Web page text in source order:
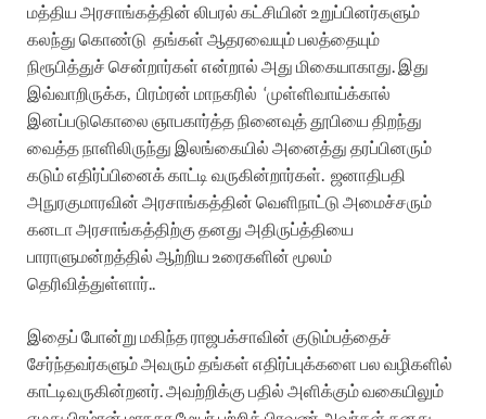
மத்திய அரசாங்கத்தின் லிபரல் கட்சியின் உறுப்பினர்களும்
கலந்து கொண்டு தங்கள் ஆதரவையும் பலத்தையும்
நிரூபித்துச் சென்றார்கள் என்றால் அது மிகையாகாது. இது
இவ்வாறிருக்க, பிரம்ரன் மாநகரில் ‘முள்ளிவாய்க்கால்
இனப்படுகொலை ஞாபகார்த்த நினைவுத் தூபியை திறந்து
வைத்த நாளிலிருந்து இலங்கையில் அனைத்து தரப்பினரும்
கடும் எதிர்ப்பினைக் காட்டி வருகின்றார்கள். ஜனாதிபதி
அநுரகுமாரவின் அரசாங்கத்தின் வெளிநாட்டு அமைச்சரும்
கனடா அரசாங்கத்திற்கு தனது அதிருப்த்தியை
பாராளுமன்றத்தில் ஆற்றிய உரைகளின் மூலம்
தெரிவித்துள்ளார்..
இதைப் போன்று மகிந்த ராஜபக்சாவின் குடும்பத்தைச்
சேர்ந்தவர்களும் அவரும் தங்கள் எதிர்ப்புக்களை பல வழிகளில்
காட்டிவருகின்றனர்.அவற்றிக்கு பதில் அளிக்கும் வகையிலும்